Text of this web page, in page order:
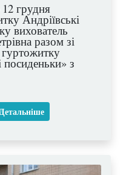
грудня
Андріївські
вихователь
разом зі
посиденьки» з